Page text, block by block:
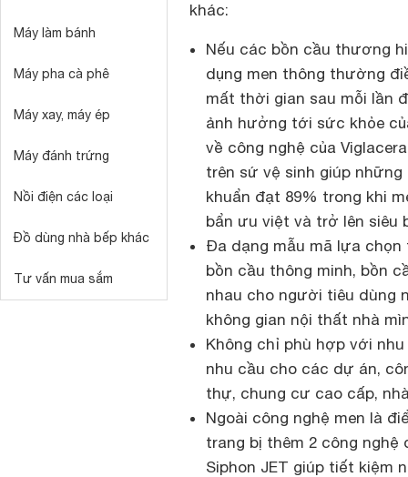
Máy làm bánh
Máy pha cà phê
Máy xay, máy ép
Máy đánh trứng
Nồi điện các loại
Đồ dùng nhà bếp khác
Tư vấn mua sắm
khác:
Nếu các bồn cầu thương
dụng men thông thường
mất thời gian sau mỗi lần
ảnh hưởng tới sức khỏe
về công nghệ của
trên sứ vệ sinh giúp
khuẩn đạt 89% trong khi
bẩn ưu việt và trở lên siêu
Đa dạng mẫu mã lựa chọn
bồn cầu thông minh, bồn
nhau cho người tiêu dùng
không gian nội thất nhà
Không chỉ phù hợp với
nhu cầu cho các dự án,
thự, chung cư cao cấp,
Ngoài công nghệ men là
trang bị thêm 2 công
Siphon JET giúp tiết kiệm